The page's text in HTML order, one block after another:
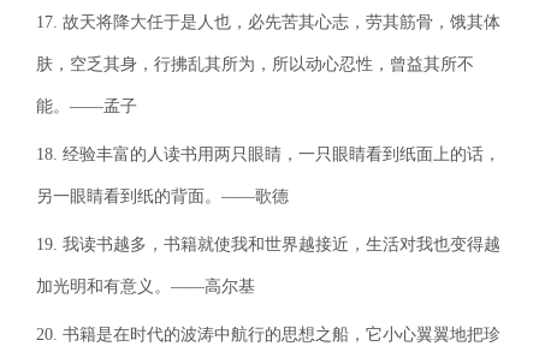
17. 故天将降大任于是人也，必先苦其心志，劳其筋骨，饿其体
肤，空乏其身，行拂乱其所为，所以动心忍性，曾益其所不
能。——孟子
18. 经验丰富的人读书用两只眼睛，一只眼睛看到纸面上的话，
另一眼睛看到纸的背面。——歌德
19. 我读书越多，书籍就使我和世界越接近，生活对我也变得越
加光明和有意义。——高尔基
20. 书籍是在时代的波涛中航行的思想之船，它小心翼翼地把珍